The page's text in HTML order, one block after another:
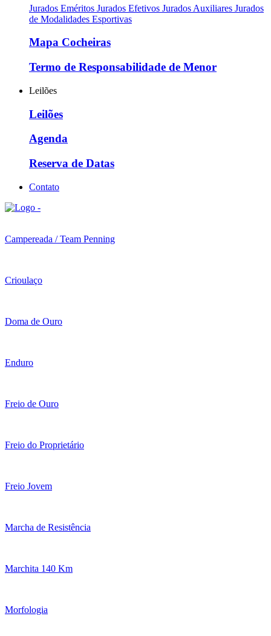
Jurados Eméritos Jurados Efetivos Jurados Auxiliares Jurados
de Modalidades Esportivas
Mapa Cocheiras
Termo de Responsabilidade de Menor
Leilões
Leilões
Agenda
Reserva de Datas
Contato
Campereada / Team Penning
Crioulaço
Doma de Ouro
Enduro
Freio de Ouro
Freio do Proprietário
Freio Jovem
Marcha de Resistência
Marchita 140 Km
Morfologia